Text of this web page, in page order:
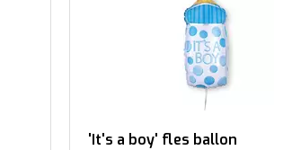
'It's a boy' fles ballon